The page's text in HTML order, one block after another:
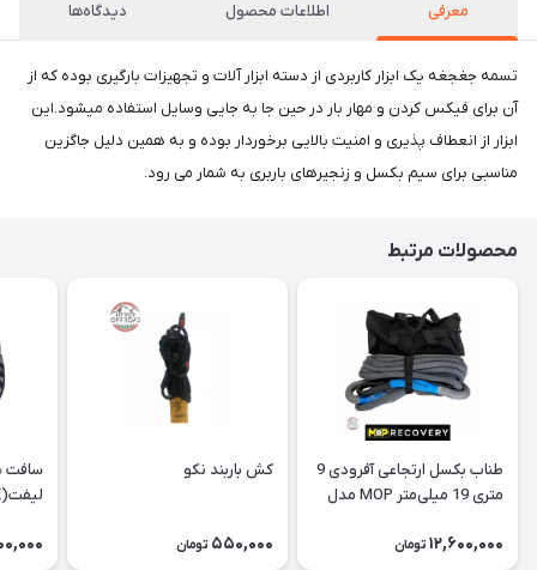
معرفی اطلاعات محصول دیدگاه‌ها
تسمه جغجغه یک ابزار کاربردی از دسته ابزار آلات و تجهیزات بارگیری بوده که از
آن برای فیکس کردن و مهار بار در حین جا به جایی وسایل استفاده میشود.این
ابزار از انعطاف پذیری و امنیت بالایی برخوردار بوده و به همین دلیل جاگزین
مناسبی برای سیم بکسل و زنجیرهای باربری به شمار می رود.
محصولات مرتبط
طناب بکسل ارتجاعی آفرودی 9
متری 19 میلی‌متر MOP مدل
12,600,000 تومان
کش باربند نکو
550,000 تومان
سافت
لیفت(SOFT SHACKLE)